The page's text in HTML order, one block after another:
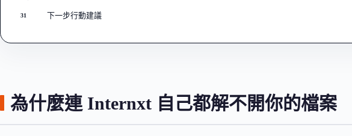
31 下一步行動建議
為什麼連 Internxt 自己都解不開你的檔案